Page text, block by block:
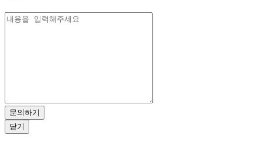
문의하기
닫기